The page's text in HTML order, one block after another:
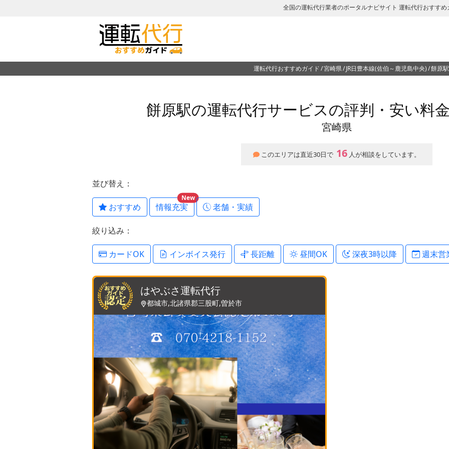
全国の運転代行業者のポータルナビサイト 運転代行おすす
運転代行おすすめガイド 宮崎県 JR日豊本線(佐伯～鹿児島中央) 餅原
餅原駅の運転代行サービスの評判・安い料
宮崎県
このエリアは直近30日で 16 人が相談をしています。
並び替え：
おすすめ 情報充実
New
老舗・実績
絞り込み：
カードOK インボイス発行 長距離 昼間OK 深夜3時以降 週末営
はやぶさ運転代行
都城市,北諸県郡三股町,曽於市